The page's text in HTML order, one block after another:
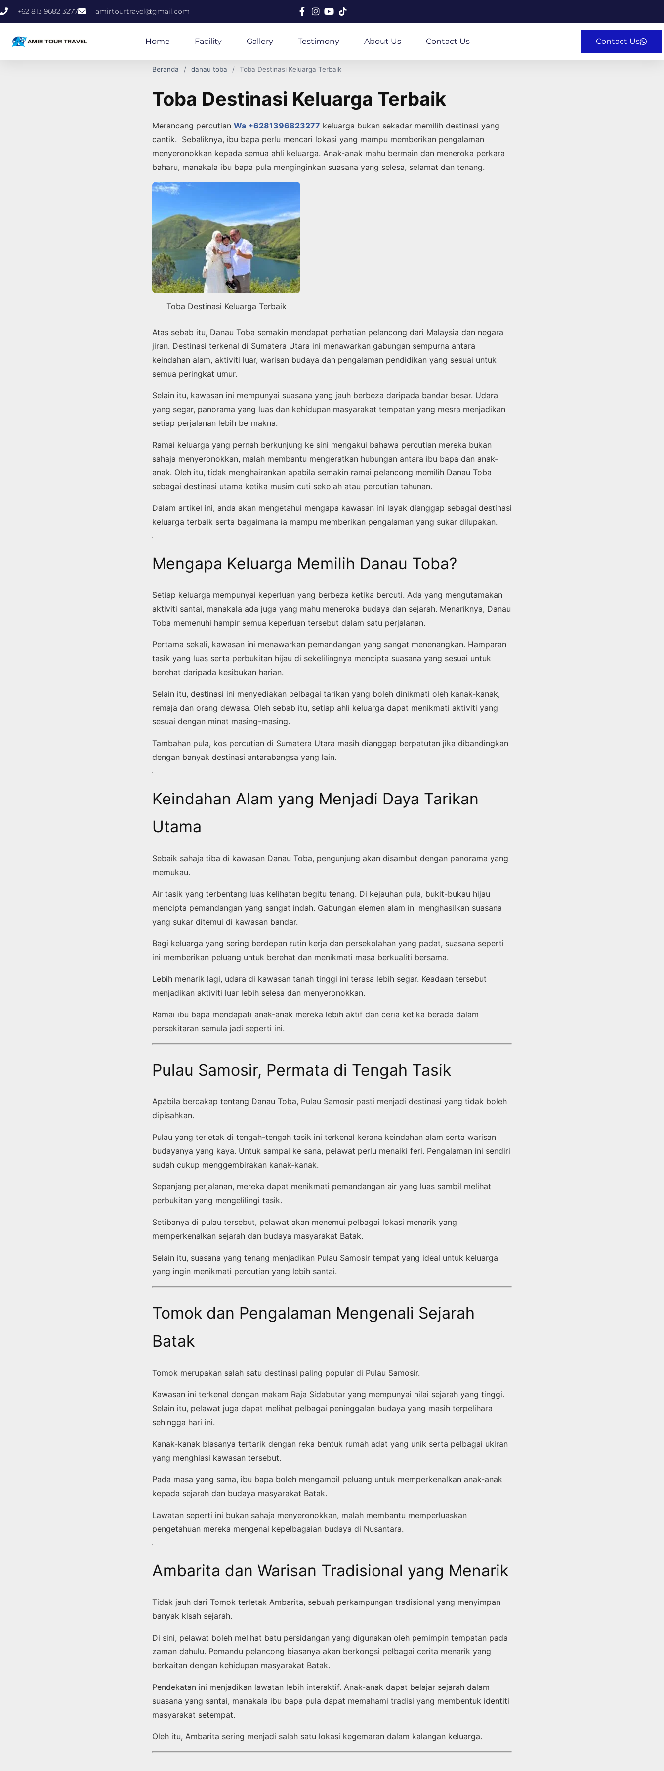
+62 813 9682 3277 amirtourtravel@gmail.com
Home Facility Gallery Testimony About Us Contact Us Contact Us
Beranda danau toba Toba Destinasi Keluarga Terbaik
Toba Destinasi Keluarga Terbaik
Merancang percutian Wa +6281396823277 keluarga bukan sekadar memilih destinasi yang
cantik. Sebaliknya, ibu bapa perlu mencari lokasi yang mampu memberikan pengalaman
menyeronokkan kepada semua ahli keluarga. Anak-anak mahu bermain dan meneroka perkara
baharu, manakala ibu bapa pula menginginkan suasana yang selesa, selamat dan tenang.
Toba Destinasi Keluarga Terbaik
Atas sebab itu, Danau Toba semakin mendapat perhatian pelancong dari Malaysia dan negara
jiran. Destinasi terkenal di Sumatera Utara ini menawarkan gabungan sempurna antara
keindahan alam, aktiviti luar, warisan budaya dan pengalaman pendidikan yang sesuai untuk
semua peringkat umur.
Selain itu, kawasan ini mempunyai suasana yang jauh berbeza daripada bandar besar. Udara
yang segar, panorama yang luas dan kehidupan masyarakat tempatan yang mesra menjadikan
setiap perjalanan lebih bermakna.
Ramai keluarga yang pernah berkunjung ke sini mengakui bahawa percutian mereka bukan
sahaja menyeronokkan, malah membantu mengeratkan hubungan antara ibu bapa dan anak-
anak. Oleh itu, tidak menghairankan apabila semakin ramai pelancong memilih Danau Toba
sebagai destinasi utama ketika musim cuti sekolah atau percutian tahunan.
Dalam artikel ini, anda akan mengetahui mengapa kawasan ini layak dianggap sebagai destinasi
keluarga terbaik serta bagaimana ia mampu memberikan pengalaman yang sukar dilupakan.
Mengapa Keluarga Memilih Danau Toba?
Setiap keluarga mempunyai keperluan yang berbeza ketika bercuti. Ada yang mengutamakan
aktiviti santai, manakala ada juga yang mahu meneroka budaya dan sejarah. Menariknya, Danau
Toba memenuhi hampir semua keperluan tersebut dalam satu perjalanan.
Pertama sekali, kawasan ini menawarkan pemandangan yang sangat menenangkan. Hamparan
tasik yang luas serta perbukitan hijau di sekelilingnya mencipta suasana yang sesuai untuk
berehat daripada kesibukan harian.
Selain itu, destinasi ini menyediakan pelbagai tarikan yang boleh dinikmati oleh kanak-kanak,
remaja dan orang dewasa. Oleh sebab itu, setiap ahli keluarga dapat menikmati aktiviti yang
sesuai dengan minat masing-masing.
Tambahan pula, kos percutian di Sumatera Utara masih dianggap berpatutan jika dibandingkan
dengan banyak destinasi antarabangsa yang lain.
Keindahan Alam yang Menjadi Daya Tarikan
Utama
Sebaik sahaja tiba di kawasan Danau Toba, pengunjung akan disambut dengan panorama yang
memukau.
Air tasik yang terbentang luas kelihatan begitu tenang. Di kejauhan pula, bukit-bukau hijau
mencipta pemandangan yang sangat indah. Gabungan elemen alam ini menghasilkan suasana
yang sukar ditemui di kawasan bandar.
Bagi keluarga yang sering berdepan rutin kerja dan persekolahan yang padat, suasana seperti
ini memberikan peluang untuk berehat dan menikmati masa berkualiti bersama.
Lebih menarik lagi, udara di kawasan tanah tinggi ini terasa lebih segar. Keadaan tersebut
menjadikan aktiviti luar lebih selesa dan menyeronokkan.
Ramai ibu bapa mendapati anak-anak mereka lebih aktif dan ceria ketika berada dalam
persekitaran semula jadi seperti ini.
Pulau Samosir, Permata di Tengah Tasik
Apabila bercakap tentang Danau Toba, Pulau Samosir pasti menjadi destinasi yang tidak boleh
dipisahkan.
Pulau yang terletak di tengah-tengah tasik ini terkenal kerana keindahan alam serta warisan
budayanya yang kaya. Untuk sampai ke sana, pelawat perlu menaiki feri. Pengalaman ini sendiri
sudah cukup menggembirakan kanak-kanak.
Sepanjang perjalanan, mereka dapat menikmati pemandangan air yang luas sambil melihat
perbukitan yang mengelilingi tasik.
Setibanya di pulau tersebut, pelawat akan menemui pelbagai lokasi menarik yang
memperkenalkan sejarah dan budaya masyarakat Batak.
Selain itu, suasana yang tenang menjadikan Pulau Samosir tempat yang ideal untuk keluarga
yang ingin menikmati percutian yang lebih santai.
Tomok dan Pengalaman Mengenali Sejarah
Batak
Tomok merupakan salah satu destinasi paling popular di Pulau Samosir.
Kawasan ini terkenal dengan makam Raja Sidabutar yang mempunyai nilai sejarah yang tinggi.
Selain itu, pelawat juga dapat melihat pelbagai peninggalan budaya yang masih terpelihara
sehingga hari ini.
Kanak-kanak biasanya tertarik dengan reka bentuk rumah adat yang unik serta pelbagai ukiran
yang menghiasi kawasan tersebut.
Pada masa yang sama, ibu bapa boleh mengambil peluang untuk memperkenalkan anak-anak
kepada sejarah dan budaya masyarakat Batak.
Lawatan seperti ini bukan sahaja menyeronokkan, malah membantu memperluaskan
pengetahuan mereka mengenai kepelbagaian budaya di Nusantara.
Ambarita dan Warisan Tradisional yang Menarik
Tidak jauh dari Tomok terletak Ambarita, sebuah perkampungan tradisional yang menyimpan
banyak kisah sejarah.
Di sini, pelawat boleh melihat batu persidangan yang digunakan oleh pemimpin tempatan pada
zaman dahulu. Pemandu pelancong biasanya akan berkongsi pelbagai cerita menarik yang
berkaitan dengan kehidupan masyarakat Batak.
Pendekatan ini menjadikan lawatan lebih interaktif. Anak-anak dapat belajar sejarah dalam
suasana yang santai, manakala ibu bapa pula dapat memahami tradisi yang membentuk identiti
masyarakat setempat.
Oleh itu, Ambarita sering menjadi salah satu lokasi kegemaran dalam kalangan keluarga.